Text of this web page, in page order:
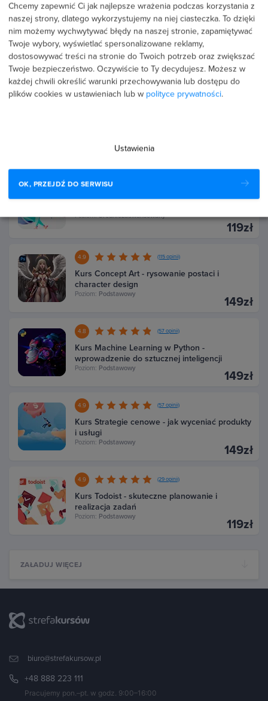
149zł
4.8
Fundamenty programowania w języku Swift
Poziom: Podstawowy
149zł
Podstawowy
4.9
Kurs Wydajna praca z MacOS
Poziom:Średniozaawansowany
119zł
4.9 (115 opinii)
Kurs Concept Art - rysowanie postaci i
character design
Poziom: Podstawowy
149zł
4.8 (57 opinii)
Kurs Machine Learning w Python -
wprowadzenie do sztucznej inteligencji
Poziom: Podstawowy
149zł
4.9 (57 opinii)
Kurs Strategie cenowe - jak wyceniać produkty
i usługi
Poziom: Podstawowy
149zł
4.9 (29 opinii)
Kurs Todoist - skuteczne planowanie i
realizacja zadań
Poziom: Podstawowy
119zł
ZAŁADUJ WIĘCEJ
biuro@strefakursow.pl
+48 888 223 111
Pracujemy pon.–pt. w godz. 9:00–16:00
Chcemy zapewnić Ci jak najlepsze wrażenia podczas korzystania z
naszej strony, dlatego wykorzystujemy na niej ciasteczka. To dzięki
nim możemy wychwytywać błędy na naszej stronie, zapamiętywać
Twoje wybory, wyświetlać spersonalizowane reklamy,
dostosowywać treści na stronie do Twoich potrzeb oraz zwiększać
Twoje bezpieczeństwo. Oczywiście to Ty decydujesz. Możesz w
każdej chwili określić warunki przechowywania lub dostępu do
plików cookies w ustawieniach lub w polityce prywatności.
Ustawienia
OK, PRZEJDŹ DO SERWISU